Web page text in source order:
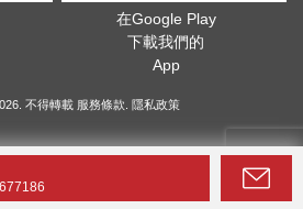
在Google Play
下載我們的
App
不得轉載 服務條款 隱私政策